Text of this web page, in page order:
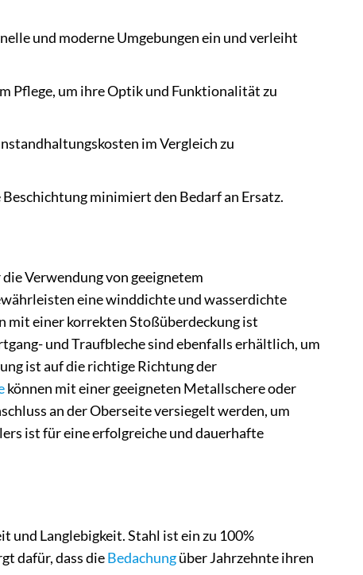
und moderne Umgebungen ein und verleiht
Pflege, um ihre Optik und Funktionalität zu
im Vergleich zu
minimiert den Bedarf an Ersatz.
Verwendung von geeignetem
eine winddichte und wasserdichte
mit einer korrekten Stoßüberdeckung ist
und Traufbleche sind ebenfalls erhältlich, um
ist auf die richtige Richtung der
können mit einer geeigneten Metallschere oder
an der Oberseite versiegelt werden, um
ist für eine erfolgreiche und dauerhafte
und Langlebigkeit. Stahl ist ein zu 100%
dafür, dass dieBedachungüber Jahrzehnte ihren